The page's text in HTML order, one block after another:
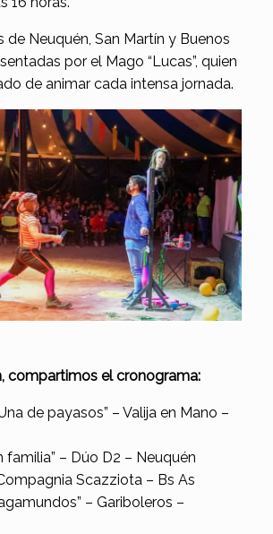
de Neuquén, San Martín y Buenos
por el Mago “Lucas”, quien
de animar cada intensa jornada.
compartimos el cronograma:
de payasos” – Valija en Mano –
familia” – Dúo D2 – Neuquén
Scazziota – Bs As
– Gariboleros –